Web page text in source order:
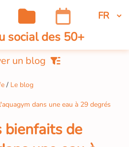
social des 50+
un blog
Le blog
dans une eau à 29 degrés
bienfaits de